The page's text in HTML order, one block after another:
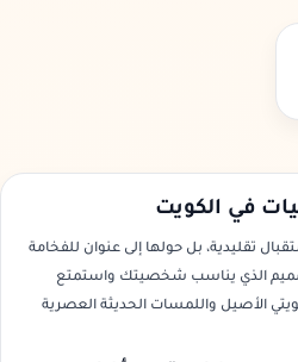
في الكويت
تقليدية، بل حولها إلى عنوان للفخامة
الذي يناسب شخصيتك واستمتع
الأصيل واللمسات الحديثة العصرية